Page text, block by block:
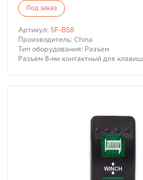
Под заказ
Артикул: SF-BS8
Производитель: China
Тип оборудования: Разъем
Разъем 8-ми контактный для клавиш